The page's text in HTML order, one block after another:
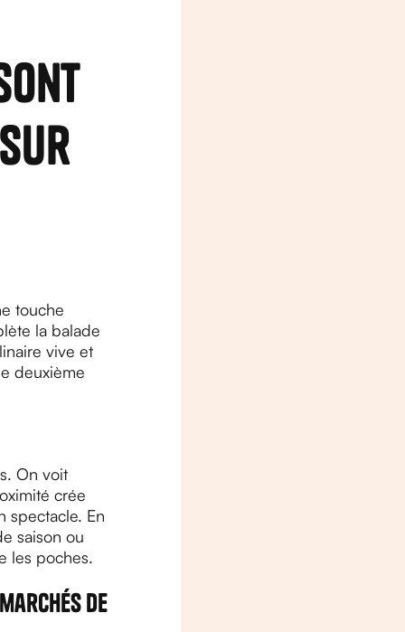
touche
la balade
vive et
deuxième
On voit
crée
spectacle. En
saison ou
les poches.
de